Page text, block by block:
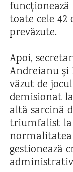
toate cele
prevăzute.
Apoi,
Andreianu
văzut de
demisionat
altă sarcină
triumfalist la
gestionează